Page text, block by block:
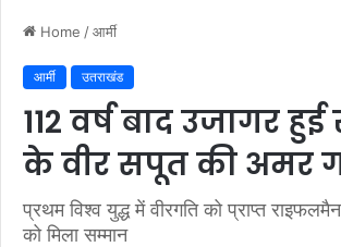
Home /आर्मी
आर्मी उतराखंड
112 वर्ष बाद उजागर हुई
के वीर सपूत की अमर
प्रथम विश्व युद्ध में वीरगति को प्राप्त
को मिला सम्मान